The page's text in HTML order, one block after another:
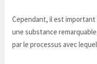
Cependant, il est important
une substance
par le processus avec